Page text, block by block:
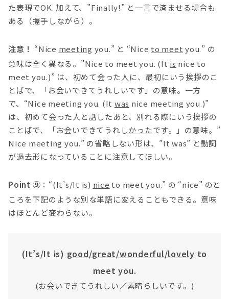
た表現でOK. 加えて、”Finally!” と一言で済ませる場合も
ある（握手しながら）。
注意！ “Nice meeting you.” と “Nice to meet you.” の
意味は全く異なる。”Nice to meet you. (It is nice to
meet you.)” は、初めて会った人に、最初にいう挨拶のこ
とばで、「お会いできてうれしいです」の意味。一方
で、“Nice meeting you. (It was nice meeting you.)”
は、初めて会った人と話したあと、別れる際にいう挨拶の
ことばで、「お会いできてうれしかったです。」の意味。”
Nice meeting you.” の省略しない形は、”It was” と動詞
が過去形になっていることに注意してほしい。
Point ⑨ ：“(It’s/It is) nice to meet you.” の “nice” のと
ころを下記のような別な単語に変えることもできる。意味
はほとんど変わらない。
(It’s/It is) good/great/wonderful/lovely to
meet you.
(お会いできてうれしい／素晴らしいです。)